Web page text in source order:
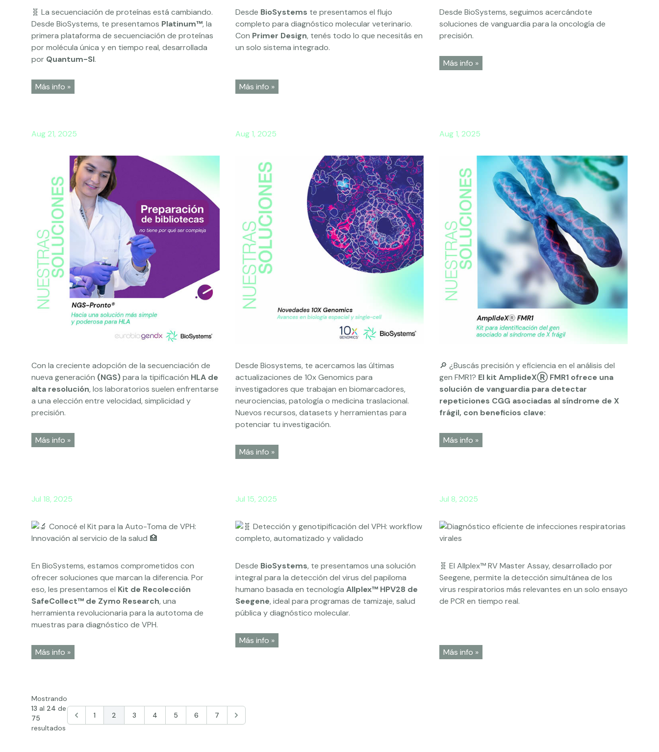
🧬 La secuenciación de proteínas está cambiando.
Desde BioSystems, te presentamos Platinum™, la
primera plataforma de secuenciación de proteínas
por molécula única y en tiempo real, desarrollada
por Quantum-SI.
Más info »
Desde BioSystems te presentamos el flujo
completo para diagnóstico molecular veterinario.
Con Primer Design, tenés todo lo que necesitás en
un solo sistema integrado.
Más info »
Desde BioSystems, seguimos acercándote
soluciones de vanguardia para la oncología de
precisión.
Más info »
Aug 21, 2025
Con la creciente adopción de la secuenciación de
nueva generación (NGS)para la tipificación HLA de
alta resolución, los laboratorios suelen enfrentarse
a una elección entre velocidad, simplicidad y
precisión.
Más info »
Aug 1, 2025
Desde Biosystems, te acercamos las últimas
actualizaciones de 10x Genomics para
investigadores que trabajan en biomarcadores,
neurociencias, patología o medicina traslacional.
Nuevos recursos, datasets y herramientas para
potenciar tu investigación.
Más info »
Aug 1, 2025
🔎 ¿Buscás precisión y eficiencia en el análisis del
gen FMR1? El kit AmplideXⓇ FMR1 ofrece una
solución de vanguardia para detectar
repeticiones CGG asociadas al síndrome de X
frágil, con beneficios clave:
Más info »
Jul 18, 2025
En BioSystems, estamos comprometidos con
ofrecer soluciones que marcan la diferencia. Por
eso, les presentamos el Kit de Recolección
SafeCollect™ de Zymo Research, una
herramienta revolucionaria para la autotoma de
muestras para diagnóstico de VPH.
Más info »
Jul 15, 2025
Desde BioSystems, te presentamos una solución
integral para la detección del virus del papiloma
humano basada en tecnología Allplex™ HPV28 de
Seegene, ideal para programas de tamizaje, salud
pública y diagnóstico molecular.
Más info »
Jul 8, 2025
🧬 El Allplex™ RV Master Assay, desarrollado por
Seegene, permite la detección simultánea de los
virus respiratorios más relevantes en un solo ensayo
de PCR en tiempo real.
Más info »
Mostrando
13 al 24 de
75
resultados
1 2 3 4 5 6 7